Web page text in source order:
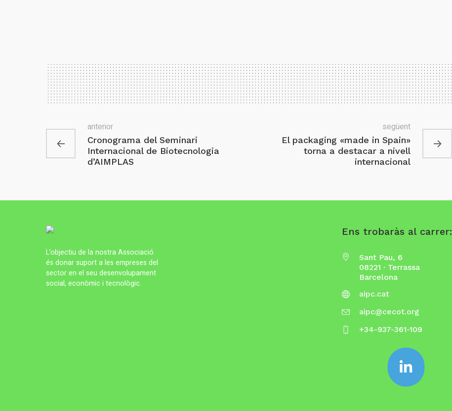
Cronograma del Seminari
Internacional de Biotecnologia
d’AIMPLAS
anterior
El packaging «made in Spain»
torna a destacar a nivell
internacional
següent
L’objectiu de la nostra Associació
és donar suport a les empreses del
sector en el seu desenvolupament
social, econòmic i tecnològic.
Ens trobaràs al carrer:
Sant Pau, 6
08221 · Terrassa
Barcelona
aipc.cat
aipc@cecot.org
+34-937-361-109